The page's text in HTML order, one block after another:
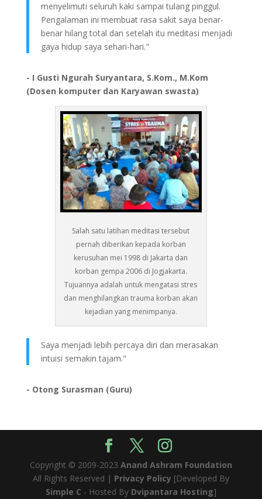
menyelimuti seluruh kaki sampai tulang pinggul.
Pengalaman ini membuat rasa sakit saya benar-
benar hilang total dan setelah itu meditasi menjadi
gaya hidup saya sehari-hari."
- I Gusti Ngurah Suryantara, S.Kom., M.Kom
(Dosen komputer dan Karyawan swasta)
Salah satu latihan meditasi tersebut
pernah diberikan kepada korban
kerusuhan mei 1998 di Jakarta dan
korban gempa 2006 di Jogjakarta.
Tujuannya adalah untuk mengatasi stres
dan menghilangkan trauma korban akan
kejadian yang menimpanya.
Saya menjadi lebih percaya diri dan merasakan
intuisi semakin tajam."
- Otong Surasman (Guru)
Copyright © 2009-2023 Anand Ashram Foundation
All Rights Reserved | Privacy Policy [Developed By
Simple C - Hosted By Dvipantara Hosting]